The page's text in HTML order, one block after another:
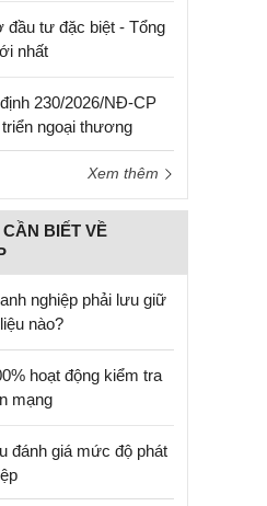
đầu tư đặc biệt - Tổng
nhất
230/2026/NĐ-CP
ngoại thương
Xem thêm
BIẾT VỀ
nghiệp phải lưu giữ
nào?
hoạt động kiểm tra
mạng
đánh giá mức độ phát